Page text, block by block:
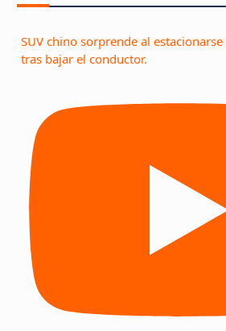
SUV chino sorprende al
tras bajar el conductor.